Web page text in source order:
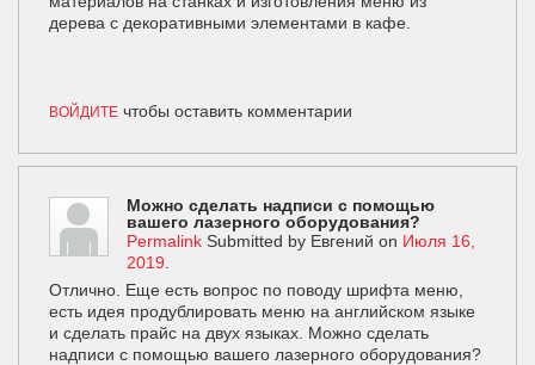
дерева с декоративными элементами в кафе.
ВОЙДИТЕ чтобы оставить комментарии
Можно сделать надписи с помощью
вашего лазерного оборудования?
Permalink Submitted by Евгений on Июля 16,
2019
Отлично. Еще есть вопрос по поводу шрифта меню,
есть идея продублировать меню на английском языке
и сделать прайс на двух языках. Можно сделать
надписи с помощью вашего лазерного оборудования?